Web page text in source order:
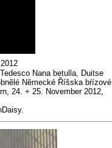
Nana betulla, Duitse
Německé Říšska bŕízové
24. + 25. November 2012,